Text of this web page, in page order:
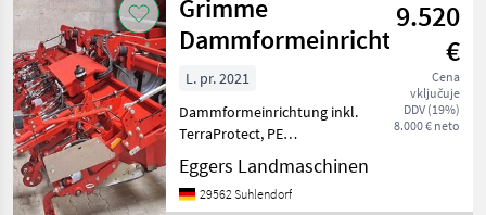
Grimme
Dammformeinrichtung
9.520
€
Cena
vključuje
DDV (19%)
8.000 € neto
L. pr. 2021
Dammformeinrichtung inkl.
TerraProtect, PE
Auskleidung, Mini
Gitterrolle auf Damm,
Fahrgassenräumer Setev in
Eggers Landmaschinen
29562 Suhlendorf